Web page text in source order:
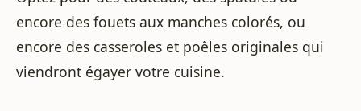
encore des fouets aux manches colorés, ou
encore des casseroles et poêles originales qui
viendront égayer votre cuisine.